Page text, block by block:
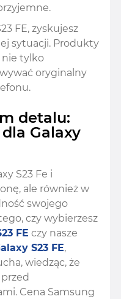
FE, zyskujesz
sytuacji. Produkty
nie tylko
oryginalny
detalu:
Galaxy
S23 Fe i
ale również w
swojego
czy wybierzesz
FE czy nasze
S23 FE,
wiedząc, że
Cena Samsung